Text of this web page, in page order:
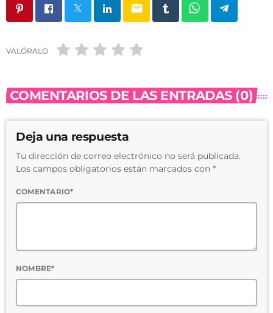
email
VALÓRALO
COMENTARIOS DE LAS ENTRADAS (0)
Deja una respuesta
Tu dirección de correo electrónico no será publicada.
Los campos obligatorios están marcados con *
COMENTARIO*
NOMBRE*